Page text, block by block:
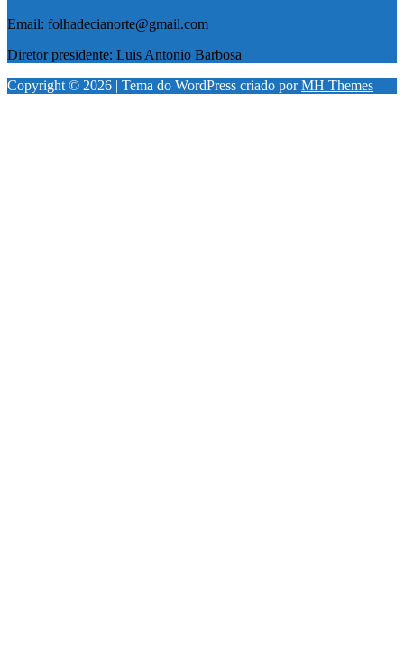
Email: folhadecianorte@gmail.com
Diretor presidente: Luis Antonio Barbosa
Copyright © 2026 | Tema do WordPress criado porMH Themes